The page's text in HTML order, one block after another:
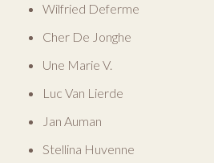
Wilfried Deferme
Cher De Jonghe
Une Marie V.
Luc Van Lierde
Jan Auman
Stellina Huvenne